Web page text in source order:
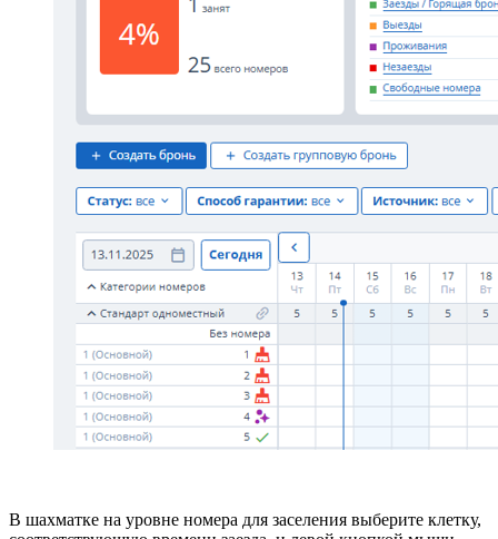
В шахматке на уровне номера для заселения выберите клетку,